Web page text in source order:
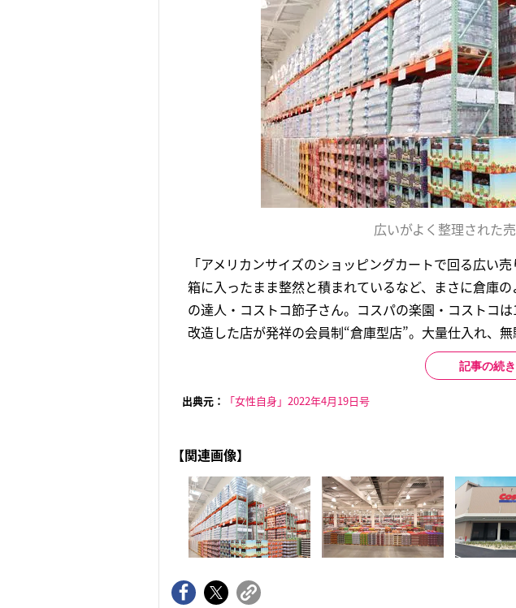
広いがよく整理された
「アメリカンサイズのショッピングカートで回る広い
箱に入ったまま整然と積まれているなど、まさに倉庫
の達人・コストコ節子さん。コスパの楽園・コストコ
改造した店が発祥の会員制“倉庫型店”。大量仕入れ、
記事の続
出典元： 「女性自身」2022年4月19日号
【関連画像】